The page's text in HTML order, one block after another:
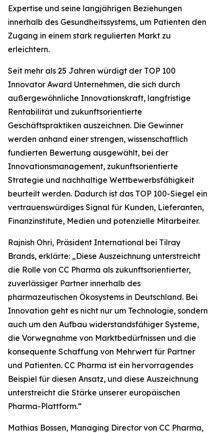
Expertise und seine langjährigen Beziehungen
innerhalb des Gesundheitssystems, um Patienten den
Zugang in einem stark regulierten Markt zu
erleichtern.
Seit mehr als 25 Jahren würdigt der TOP 100
Innovator Award Unternehmen, die sich durch
außergewöhnliche Innovationskraft, langfristige
Rentabilität und zukunftsorientierte
Geschäftspraktiken auszeichnen. Die Gewinner
werden anhand einer strengen, wissenschaftlich
fundierten Bewertung ausgewählt, bei der
Innovationsmanagement, zukunftsorientierte
Strategie und nachhaltige Wettbewerbsfähigkeit
beurteilt werden. Dadurch ist das TOP 100-Siegel ein
vertrauenswürdiges Signal für Kunden, Lieferanten,
Finanzinstitute, Medien und potenzielle Mitarbeiter.
Rajnish Ohri, Präsident International bei Tilray
Brands, erklärte: „Diese Auszeichnung unterstreicht
die Rolle von CC Pharma als zukunftsorientierter,
zuverlässiger Partner innerhalb des
pharmazeutischen Ökosystems in Deutschland. Bei
Innovation geht es nicht nur um Technologie, sondern
auch um den Aufbau widerstandsfähiger Systeme,
die Vorwegnahme von Marktbedürfnissen und die
konsequente Schaffung von Mehrwert für Partner
und Patienten. CC Pharma ist ein hervorragendes
Beispiel für diesen Ansatz, und diese Auszeichnung
unterstreicht die Stärke unserer europäischen
Pharma-Plattform.“
Mathias Bossen, Managing Director von CC Pharma,